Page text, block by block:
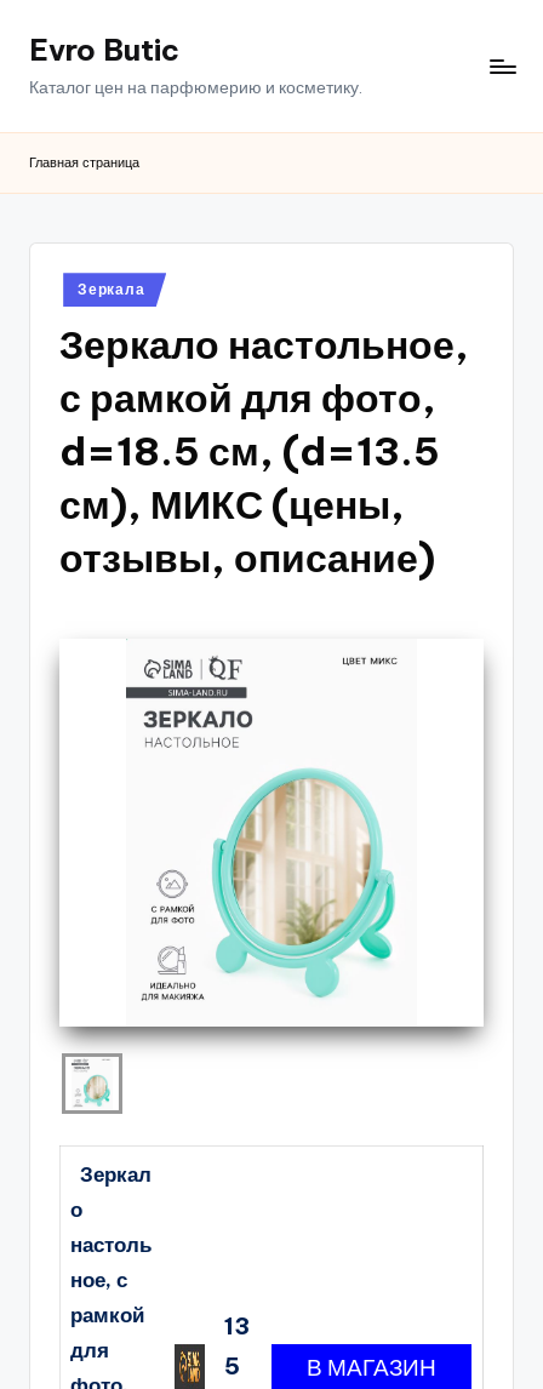
ПерейтиEvro Butic
Каталог цен на парфюмерию и косметику.
Главная страница
Опубликовано
в
Зеркала
Зеркало настольное,
с рамкой для фото,
d=18.5 см, (d=13.5
см), МИКС (цены,
отзывы, описание)
Зеркал
о
настоль
ное, с
рамкой
для
13
5